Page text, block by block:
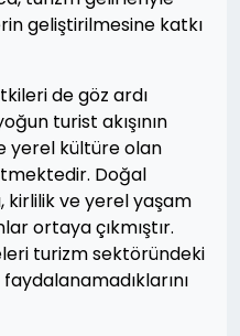
geliştirilmesine katkı
de göz ardı
turist akışının
yerel kültüre olan
Doğal
kirlilik ve yerel yaşam
ortaya çıkmıştır.
turizm sektöründeki